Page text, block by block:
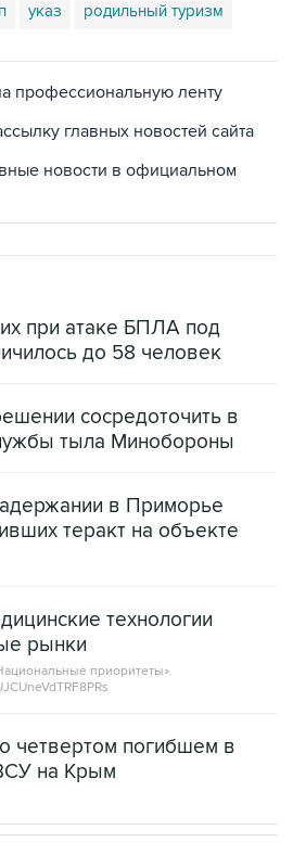
указ родильный туризм
профессиональную ленту
главных новостей сайта
новости в официальном
при атаке БПЛА под
до 58 человек
сосредоточить в
тыла Минобороны
в Приморье
теракт на объекте
технологии
рынки
приоритеты».
четвертом погибшем в
на Крым